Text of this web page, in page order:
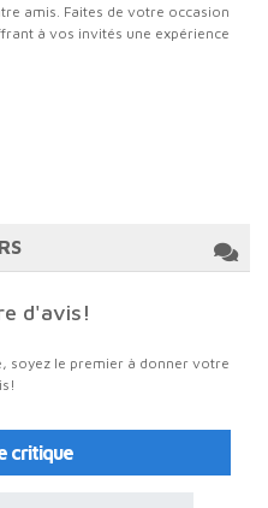
amis. Faites de votre occasion
à vos invités une expérience
d'avis!
soyez le premier à donner votre
critique